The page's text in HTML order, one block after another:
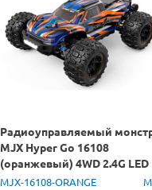
Радиоуправляемый
MJX Hyper Go 16108
(оранжевый) 4WD 2.4G LED
1/16 RTR
MJX-16108-ORANGE